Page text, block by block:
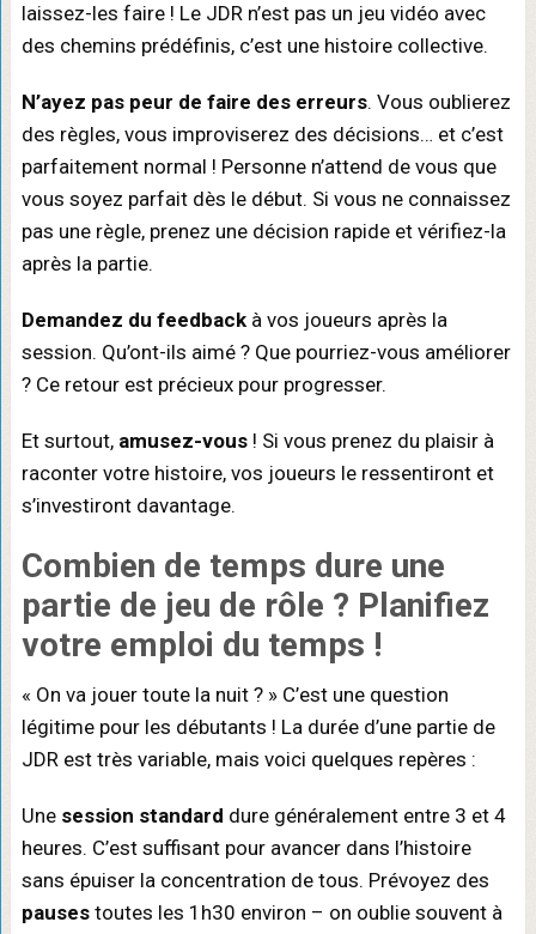
laissez-les faire ! Le JDR n’est pas un jeu vidéo avec
des chemins prédéfinis, c’est une histoire collective.
N’ayez pas peur de faire des erreurs. Vous oublierez
des règles, vous improviserez des décisions… et c’est
parfaitement normal ! Personne n’attend de vous que
vous soyez parfait dès le début. Si vous ne connaissez
pas une règle, prenez une décision rapide et vérifiez-la
après la partie.
Demandez du feedbackà vos joueurs après la
session. Qu’ont-ils aimé ? Que pourriez-vous améliorer
? Ce retour est précieux pour progresser.
Et surtout, amusez-vous! Si vous prenez du plaisir à
raconter votre histoire, vos joueurs le ressentiront et
s’investiront davantage.
Combien de temps dure une
partie de jeu de rôle ? Planifiez
votre emploi du temps !
« On va jouer toute la nuit ? » C’est une question
légitime pour les débutants ! La durée d’une partie de
JDR est très variable, mais voici quelques repères :
Une session standard dure généralement entre 3 et 4
heures. C’est suffisant pour avancer dans l’histoire
sans épuiser la concentration de tous. Prévoyez des
pausestoutes les 1h30 environ – on oublie souvent à